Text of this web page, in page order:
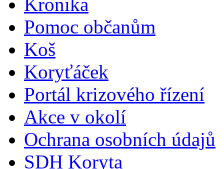
Pomoc občanům
Koš
Koryťáček
Portál krizového řízení
Akce v okolí
Ochrana osobních údajů
SDH Koryta